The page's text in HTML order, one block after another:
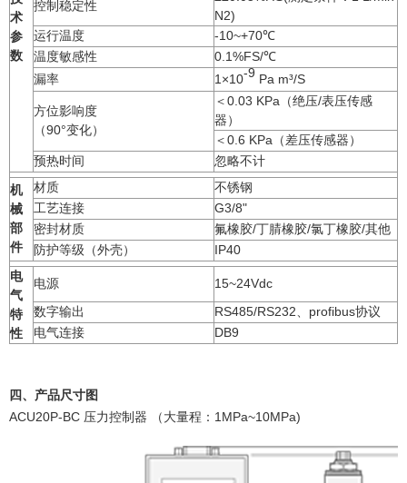
术
参
数
控制稳定性
N2)
运行温度
-10~+70℃
温度敏感性
0.1%FS/℃
漏率
1×10-9Pa m³/S
方位影响度
（90°变化）
＜0.03 KPa（绝压/表压传感
器）
＜0.6 KPa（差压传感器）
预热时间
忽略不计
机
械
部
件
材质
不锈钢
工艺连接
G3/8"
密封材质
氟橡胶/丁腈橡胶/氯丁橡胶/其他
防护等级（外壳）
IP40
电
气
特
性
电源
15~24Vdc
数字输出
RS485/RS232、profibus协议
电气连接
DB9
四、产品尺寸图
ACU20P-BC 压力控制器 （大量程：1MPa~10MPa)